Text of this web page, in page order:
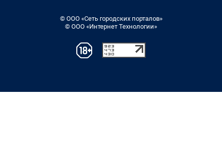
© ООО «Сеть городских порталов»
© ООО «Интернет Технологии»